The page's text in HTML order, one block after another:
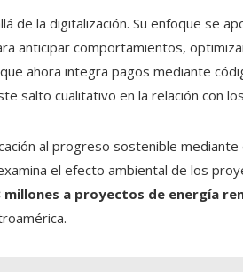
de la digitalización. Su enfoque se
anticipar comportamientos,
ahora integra pagos mediante
salto cualitativo en la relación con
al progreso sostenible mediante
el efecto ambiental de los
millones a proyectos de energía